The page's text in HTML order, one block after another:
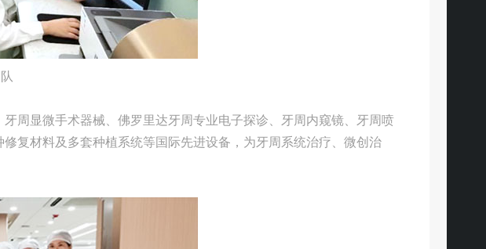
周显微手术器械、佛罗里达牙周专业电子探诊、牙周内窥镜、牙周喷
复材料及多套种植系统等国际先进设备，为牙周系统治疗、微创治